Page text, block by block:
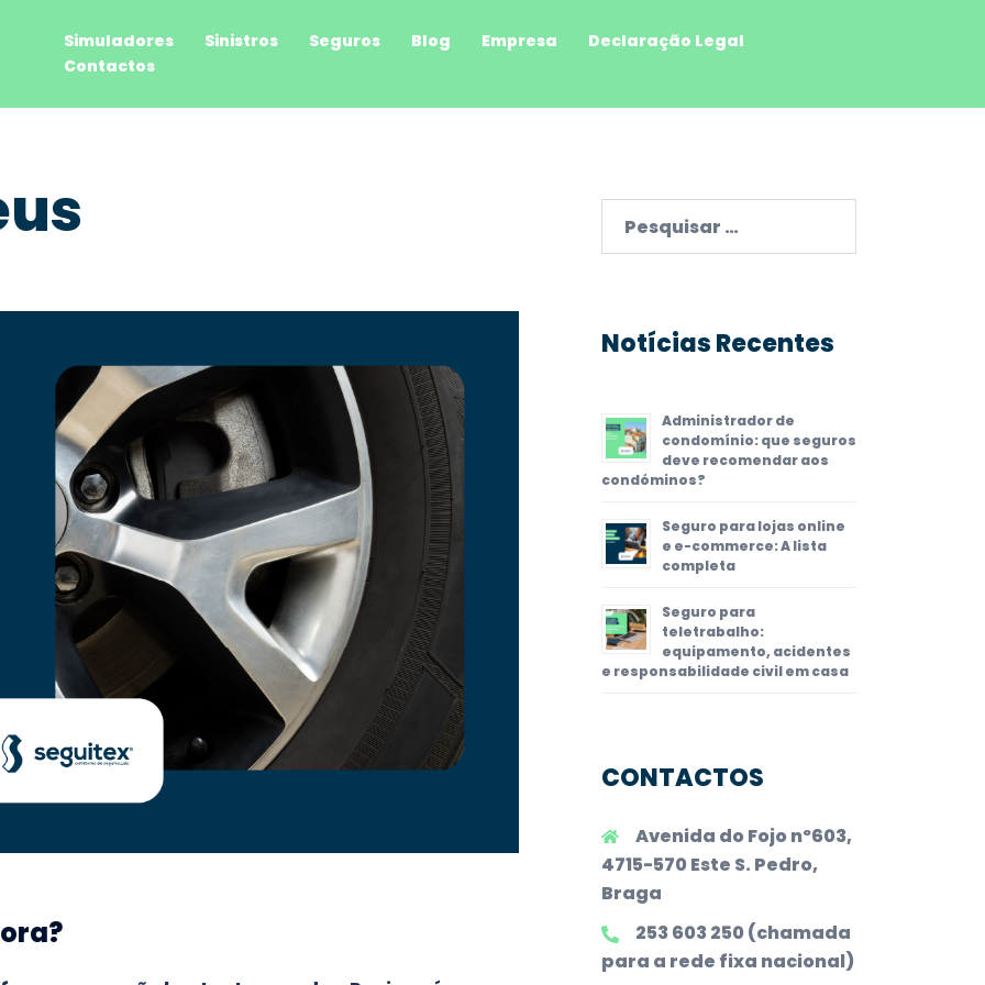
Simuladores Sinistros Seguros Blog Empresa
Declaração Legal
Contactos
por:
Notícias Recentes
Administrador de
condomínio: que seguros
deve recomendar aos
condóminos?
Seguro para lojas online
e e-commerce: A lista
completa
Seguro para
teletrabalho:
equipamento, acidentes
e responsabilidade civil em casa
CONTACTOS
Avenida do Fojo nº603,
4715-570 Este S. Pedro,
Braga
253 603 250 (chamada
para a rede fixa nacional)